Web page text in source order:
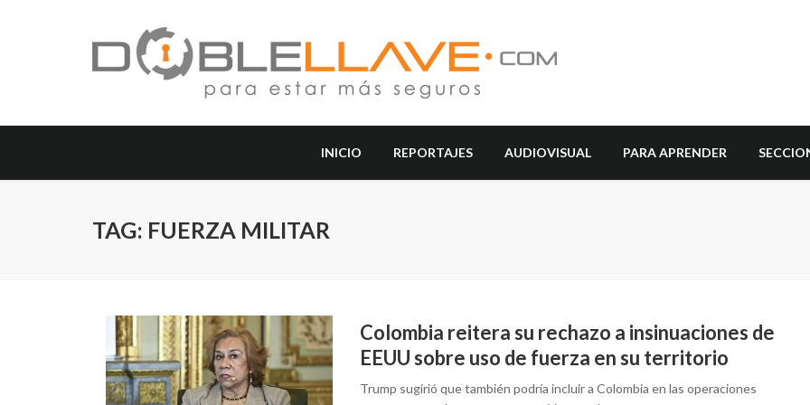
INICIO REPORTAJES AUDIOVISUAL PARA APRENDER
TAG: FUERZA MILITAR
Colombia reitera su rechazo a insinuaciones de
EEUU sobre uso de fuerza en su territorio
Trump sugirió que también podría incluir a Colombia en las operaciones